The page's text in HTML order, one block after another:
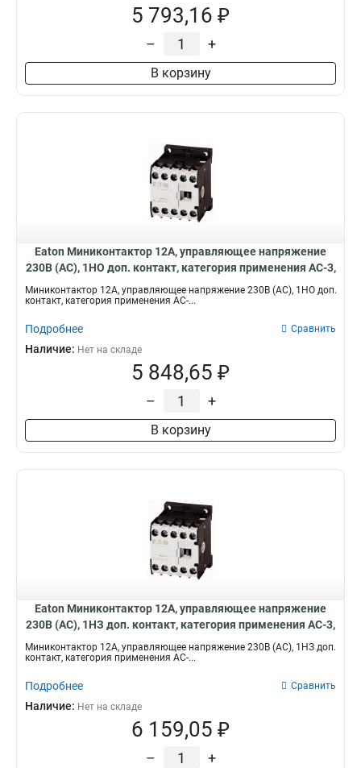
5 793,16 ₽
– +
В корзину
Eaton Миниконтактор 12А, управляющее напряжение
230В (AC), 1НO доп. контакт, категория применения AC-3,
АС4 DILEM12-10(230V50Hz)
Миниконтактор 12А, управляющее напряжение 230В (AC), 1НO доп.
контакт, категория применения AC-...
Подробнее Сравнить
Наличие: Нет на складе
5 848,65 ₽
– +
В корзину
Eaton Миниконтактор 12А, управляющее напряжение
230В (AC), 1НЗ доп. контакт, категория применения AC-3,
АС4 DILEM12-01(230V50Hz)
Миниконтактор 12А, управляющее напряжение 230В (AC), 1НЗ доп.
контакт, категория применения AC-...
Подробнее Сравнить
Наличие: Нет на складе
6 159,05 ₽
– +